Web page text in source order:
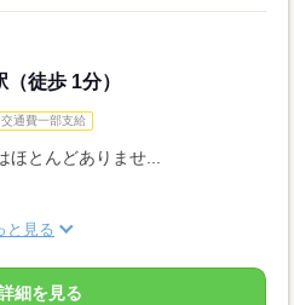
徒歩 1分）
交通費一部支給
ほとんどありませ...
と見る
細を見る